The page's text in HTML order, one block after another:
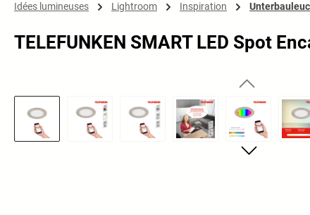
Idées lumineuses Lightroom Inspiration
TELEFUNKEN SMART LED Spot
Ignorer la galerie d'images